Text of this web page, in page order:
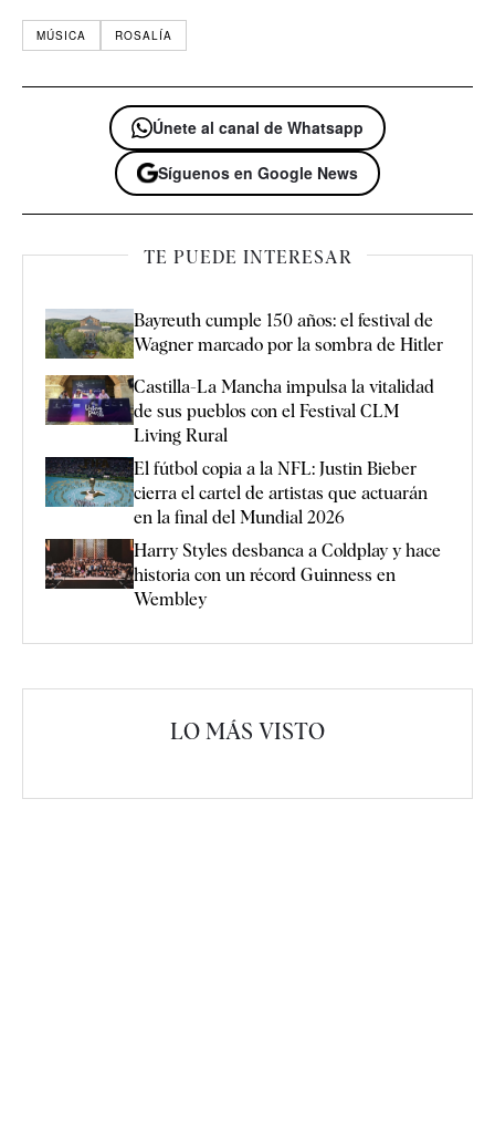
MÚSICA ROSALÍA
Únete al canal de Whatsapp
Síguenos en Google News
TE PUEDE INTERESAR
Bayreuth cumple 150 años: el festival de
Wagner marcado por la sombra de Hitler
Castilla-La Mancha impulsa la vitalidad
de sus pueblos con el Festival CLM
Living Rural
El fútbol copia a la NFL: Justin Bieber
cierra el cartel de artistas que actuarán
en la final del Mundial 2026
Harry Styles desbanca a Coldplay y hace
historia con un récord Guinness en
Wembley
LO MÁS VISTO